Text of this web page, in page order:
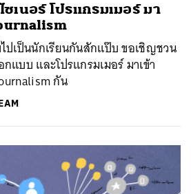
เนอร์ โปรแกรมเมอร์ มา
ปเป็นนักเรียนกันสักแป๊บ ขอเชิญชวน
บบ และโปรแกรมเมอร์ มาเข้า
กัน